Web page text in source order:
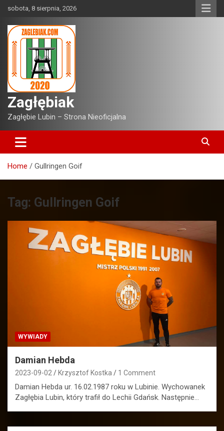
content
sobota, 8 sierpnia, 2026
Zagłębiak
Zagłębie Lubin – Strona Nieoficjalna
Home Gullringen Goif
Tag: Gullringen Goif
WYWIADY
Damian Hebda
2023-09-02 Krzysztof Kostka 1 Comment
Damian Hebda ur. 16.02.1987 roku w Lubinie. Wychowanek
Zagłębia Lubin, który trafił do Lechii Gdańsk. Następnie…